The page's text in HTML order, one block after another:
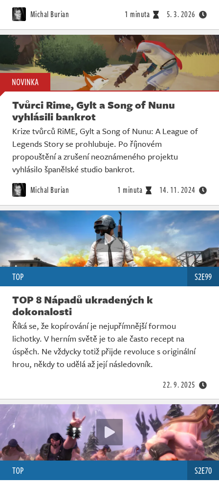
Michal Burian 1 minuta 5. 3. 2026
NOVINKA
Tvůrci Rime, Gylt a Song of Nunu
vyhlásili bankrot
Krize tvůrců RiME, Gylt a Song of Nunu: A League of
Legends Story se prohlubuje. Po říjnovém
propouštění a zrušení neoznámeného projektu
vyhlásilo španělské studio bankrot.
Michal Burian 1 minuta 14. 11. 2024
TOP S2E99
TOP 8 Nápadů ukradených k
dokonalosti
Říká se, že kopírování je nejupřímnější formou
lichotky. V herním světě je to ale často recept na
úspěch. Ne vždycky totiž přijde revoluce s originální
hrou, někdy to udělá až její následovník.
22. 9. 2025
TOP S2E70